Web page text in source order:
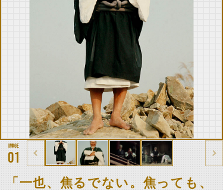
01
「一也、焦るでない。焦っても、